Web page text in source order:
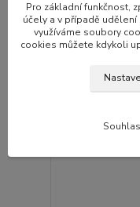
Pro základní funkčnost,
účely a v případě
využíváme soubory
cookies můžete kdykoli